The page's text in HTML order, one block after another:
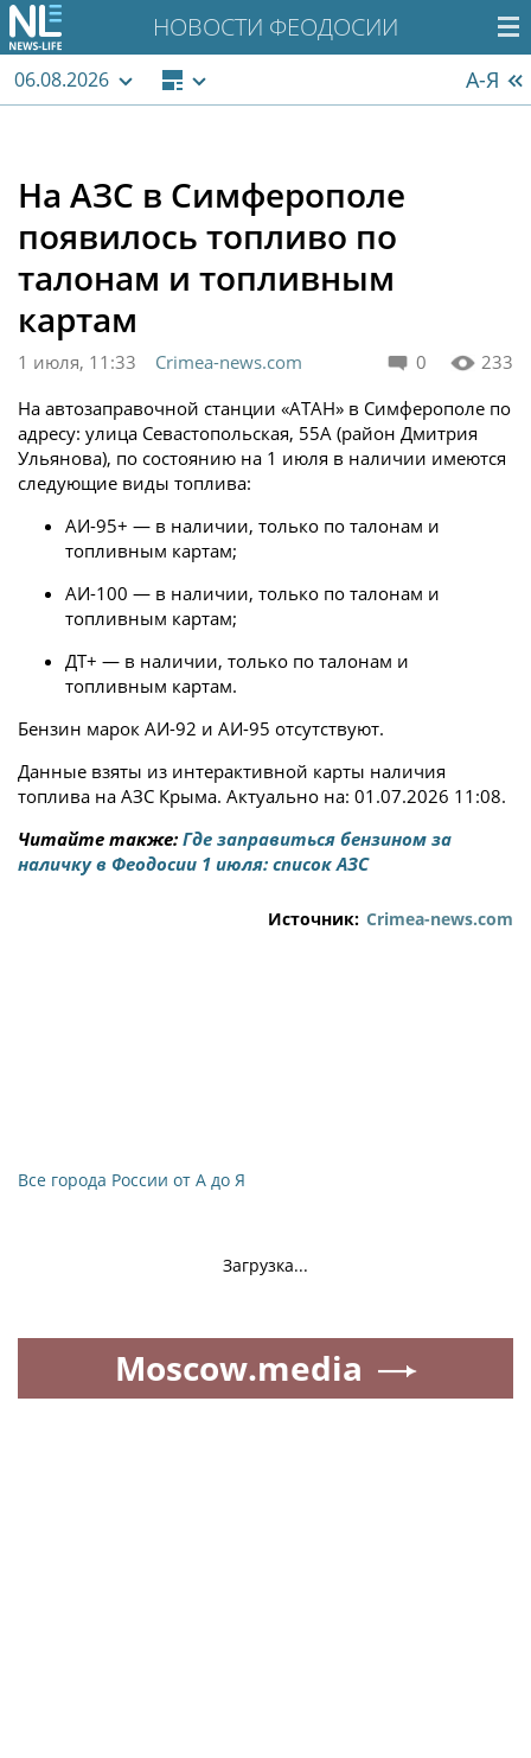
НОВОСТИ ФЕОДОСИИ
06.08.2026 А-Я
На АЗС в Симферополе
появилось топливо по
талонам и топливным
картам
0 233
1 июля, 11:33
Crimea-news.com
На автозаправочной станции «АТАН» в Симферополе по
адресу: улица Севастопольская, 55А (район Дмитрия
Ульянова), по состоянию на 1 июля в наличии имеются
следующие виды топлива:
АИ-95+ — в наличии, только по талонам и
топливным картам;
АИ-100 — в наличии, только по талонам и
топливным картам;
ДТ+ — в наличии, только по талонам и
топливным картам.
Бензин марок АИ-92 и АИ-95 отсутствуют.
Данные взяты из интерактивной карты наличия
топлива на АЗС Крыма. Актуально на: 01.07.2026 11:08.
Читайте также: Где заправиться бензином за
наличку в Феодосии 1 июля: список АЗС
Источник: Crimea-news.com
Все города России от А до Я
Загрузка...
Moscow.media